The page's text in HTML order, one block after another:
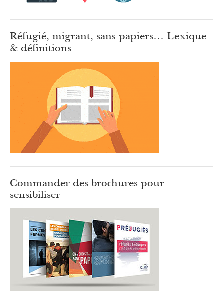
Réfugié, migrant, sans-papiers… Lexique
& définitions
Commander des brochures pour
sensibiliser